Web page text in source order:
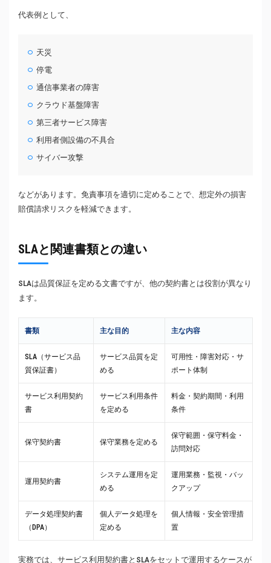
代表例として、
天災
停電
通信事業者の障害
クラウド基盤障害
第三者サービス障害
利用者側設備の不具合
サイバー攻撃
などがあります。免責事項を適切に定めることで、想定外の損害
賠償請求リスクを軽減できます。
SLAと関連書類との違い
SLAは品質保証を定める文書ですが、他の契約書とは役割が異なり
ます。
書類 主な目的 主な内容
SLA（サービス品
質保証書）
サービス品質を定
める
可用性・障害対応・サ
ポート体制
サービス利用契約
書
サービス利用条件
を定める
料金・契約期間・利用
条件
保守契約書 保守業務を定める
保守範囲・保守料金・
訪問対応
運用契約書
システム運用を定
める
運用業務・監視・バッ
クアップ
データ処理契約書
（DPA）
個人データ処理を
定める
個人情報・安全管理措
置
実務では、サービス利用契約書とSLAをセットで運用するケースが